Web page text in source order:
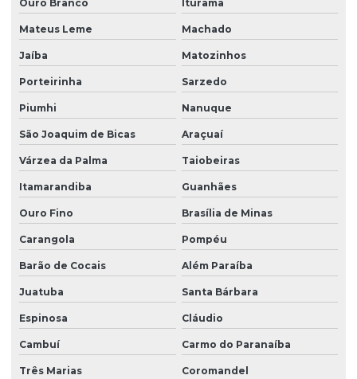
Ouro Branco Iturama
Mateus Leme Machado
Jaíba Matozinhos
Porteirinha Sarzedo
Piumhi Nanuque
São Joaquim de Bicas Araçuaí
Várzea da Palma Taiobeiras
Itamarandiba Guanhães
Ouro Fino Brasília de Minas
Carangola Pompéu
Barão de Cocais Além Paraíba
Juatuba Santa Bárbara
Espinosa Cláudio
Cambuí Carmo do Paranaíba
Três Marias Coromandel